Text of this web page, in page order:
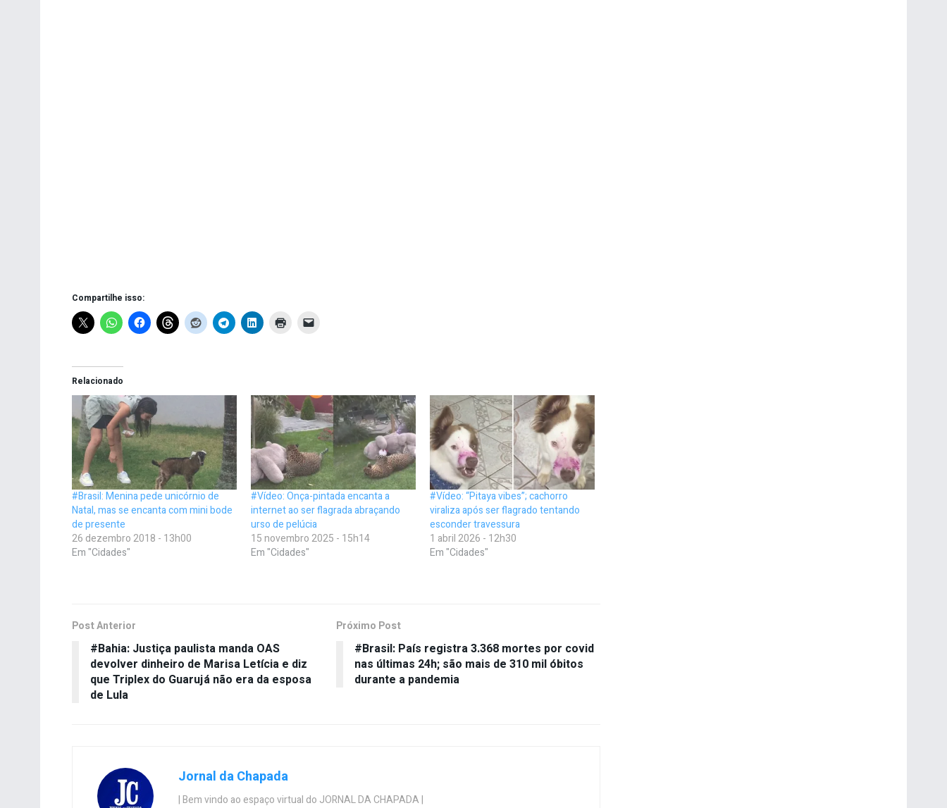
Compartilhe isso:
Relacionado
#Brasil: Menina pede unicórnio de
Natal, mas se encanta com mini bode
de presente
26 dezembro 2018 - 13h00
Em "Cidades"
#Vídeo: Onça-pintada encanta a
internet ao ser flagrada abraçando
urso de pelúcia
15 novembro 2025 - 15h14
Em "Cidades"
#Vídeo: “Pitaya vibes”; cachorro
viraliza após ser flagrado tentando
esconder travessura
1 abril 2026 - 12h30
Em "Cidades"
Post Anterior
#Bahia: Justiça paulista manda OAS
devolver dinheiro de Marisa Letícia e diz
que Triplex do Guarujá não era da esposa
de Lula
Próximo Post
#Brasil: País registra 3.368 mortes por covid
nas últimas 24h; são mais de 310 mil óbitos
durante a pandemia
Jornal da Chapada
| Bem vindo ao espaço virtual do JORNAL DA CHAPADA |